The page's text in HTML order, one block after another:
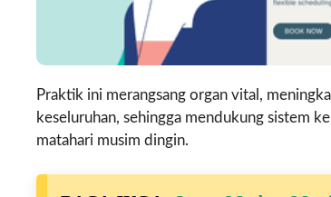
Praktik ini merangsang organ vital,
keseluruhan, sehingga mendukung sistem
matahari musim dingin.